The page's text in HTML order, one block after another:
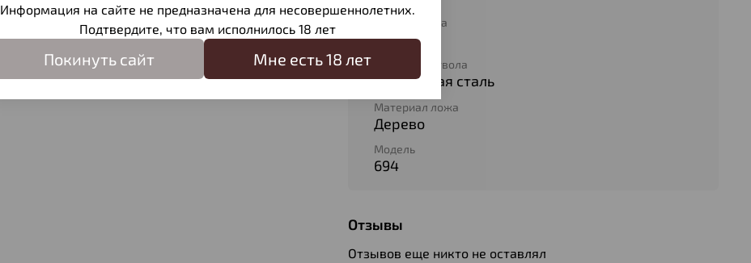
Длина ствола
810
Материал ствола
Оружейная сталь
Материал ложа
Дерево
Модель
694
Отзывы
Отзывов еще никто не оставлял
Информация на сайте не предназначена для несовершеннолетних.
Подтвердите, что вам исполнилось 18 лет
Покинуть сайт Мне есть 18 лет